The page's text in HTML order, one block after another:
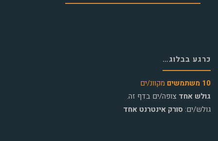
כרגע בבלוג…
10 משתמשים
מקוונ/ים
גולש אחד צופה/ים בדף זה.
גולש/ים: סורק אינטרנט אחד